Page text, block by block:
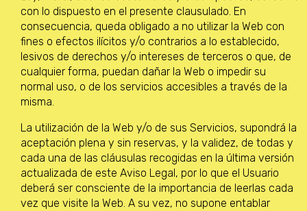
con lo dispuesto en el presente clausulado. En
consecuencia, queda obligado a no utilizar la Web con
fines o efectos ilícitos y/o contrarios a lo establecido,
lesivos de derechos y/o intereses de terceros o que, de
cualquier forma, puedan dañar la Web o impedir su
normal uso, o de los servicios accesibles a través de la
misma.
La utilización de la Web y/o de sus Servicios, supondrá la
aceptación plena y sin reservas, y la validez, de todas y
cada una de las cláusulas recogidas en la última versión
actualizada de este Aviso Legal, por lo que el Usuario
deberá ser consciente de la importancia de leerlas cada
vez que visite la Web. A su vez, no supone entablar